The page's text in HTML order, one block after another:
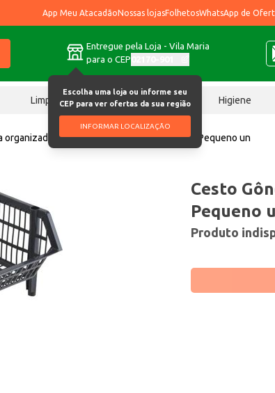
App Meu AtacadãoNossas lojasFolhetosWhatsApp de
Entregue pela Loja - Vila Maria
para o CEP
Escolha uma loja ou informe seu
CEP para ver ofertas da sua região
INFORMAR LOCALIZAÇÃO
Limpeza Chocolates Higiene
organizadora Cesto Gôndola Expositor FSB Pequeno un
Cesto
Pequeno
Produto